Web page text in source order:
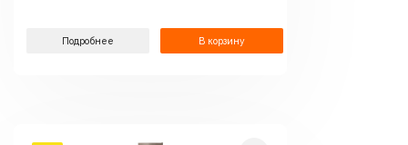
Подробнее В корзину